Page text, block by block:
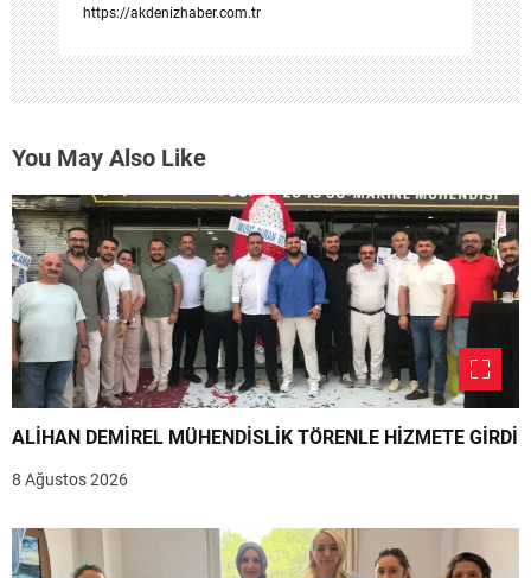
https://akdenizhaber.com.tr
You May Also Like
ALİHAN DEMİREL MÜHENDİSLİK TÖRENLE HİZMETE GİRDİ
8 Ağustos 2026